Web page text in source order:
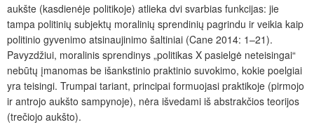
aukšte (kasdienėje politikoje) atlieka dvi svarbias funkcijas: jie
tampa politinių subjektų moralinių sprendinių pagrindu ir veikia kaip
politinio gyvenimo atsinaujinimo šaltiniai (Cane 2014: 1–21).
Pavyzdžiui, moralinis sprendinys „politikas X pasielgė neteisingai“
nebūtų įmanomas be išankstinio praktinio suvokimo, kokie poelgiai
yra teisingi. Trumpai tariant, principai formuojasi praktikoje (pirmojo
ir antrojo aukšto sampynoje), nėra išvedami iš abstrakčios teorijos
(trečiojo aukšto).